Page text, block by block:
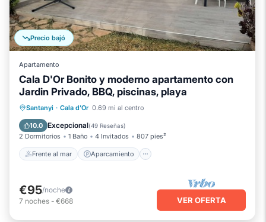
Precio bajó
Apartamento
Cala D'Or Bonito y moderno apartamento con
Jardin Privado, BBQ, piscinas, playa
Santanyi · Cala d'Or 0.69 mi al centro
10.0 Excepcional(49 Reseñas)
2 Dormitorios 1 Baño 4 Invitados 807 pies²
Frente al mar Aparcamiento
Frente al mar Aparcamiento
Vista al mar
€95/noche
7 noches - €668 VER OFERTA